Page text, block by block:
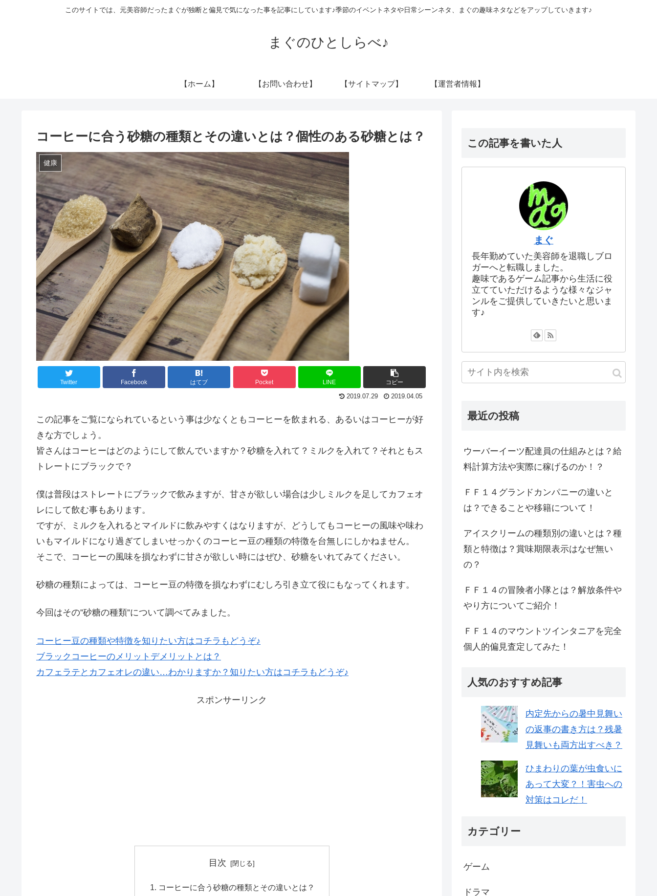
このサイトでは、元美容師だったまぐが独断と偏見で気になった事を記事にしています♪季節のイベントネタや日常シーンネタ、まぐの趣味ネタなどをアップしていきます♪
まぐのひとしらべ♪
【ホーム】 【お問い合わせ】 【サイトマップ】 【運営者情報】
コーヒーに合う砂糖の種類とその違いとは？個性のある砂糖とは？
健康
Twitter Facebook はてブ Pocket LINE コピー
2019.07.29 2019.04.05
この記事をご覧になられているという事は少なくともコーヒーを飲まれる、あるいはコーヒーが好
きな方でしょう。
皆さんはコーヒーはどのようにして飲んでいますか？砂糖を入れて？ミルクを入れて？それともス
トレートにブラックで？
僕は普段はストレートにブラックで飲みますが、甘さが欲しい場合は少しミルクを足してカフェオ
レにして飲む事もあります。
ですが、ミルクを入れるとマイルドに飲みやすくはなりますが、どうしてもコーヒーの風味や味わ
いもマイルドになり過ぎてしまいせっかくのコーヒー豆の種類の特徴を台無しにしかねません。
そこで、コーヒーの風味を損なわずに甘さが欲しい時にはぜひ、砂糖をいれてみてください。
砂糖の種類によっては、コーヒー豆の特徴を損なわずにむしろ引き立て役にもなってくれます。
今回はその”砂糖の種類”について調べてみました。
コーヒー豆の種類や特徴を知りたい方はコチラもどうぞ♪
ブラックコーヒーのメリットデメリットとは？
カフェラテとカフェオレの違い…わかりますか？知りたい方はコチラもどうぞ♪
スポンサーリンク
目次
コーヒーに合う砂糖の種類とその違いとは？
この記事を書いた人
まぐ
長年勤めていた美容師を退職しブロ
ガーへと転職しました。
趣味であるゲーム記事から生活に役
立てていただけるような様々なジャ
ンルをご提供していきたいと思いま
す♪
最近の投稿
ウーバーイーツ配達員の仕組みとは？給
料計算方法や実際に稼げるのか！？
ＦＦ１４グランドカンパニーの違いと
は？できることや移籍について！
アイスクリームの種類別の違いとは？種
類と特徴は？賞味期限表示はなぜ無い
の？
ＦＦ１４の冒険者小隊とは？解放条件や
やり方についてご紹介！
ＦＦ１４のマウントツインタニアを完全
個人的偏見査定してみた！
人気のおすすめ記事
内定先からの暑中見舞い
の返事の書き方は？残暑
見舞いも両方出すべき？
ひまわりの葉が虫食いに
あって大変？！害虫への
対策はコレだ！
カテゴリー
ゲーム
ドラマ